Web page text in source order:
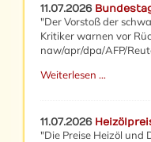
11.07.2026
"Der Vorstoß der
Kritiker warnen vor
naw/apr/dpa/AFP/
Weiterlesen …
11.07.2026
"Die Preise Heizöl und